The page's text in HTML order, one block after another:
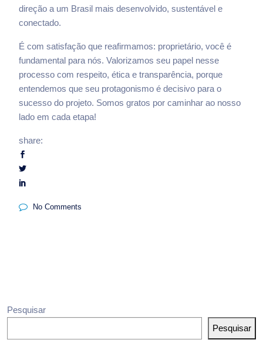
direção a um Brasil mais desenvolvido, sustentável e
conectado.
É com satisfação que reafirmamos: proprietário, você é
fundamental para nós. Valorizamos seu papel nesse
processo com respeito, ética e transparência, porque
entendemos que seu protagonismo é decisivo para o
sucesso do projeto. Somos gratos por caminhar ao nosso
lado em cada etapa!
share:
No Comments
Pesquisar
Pesquisar